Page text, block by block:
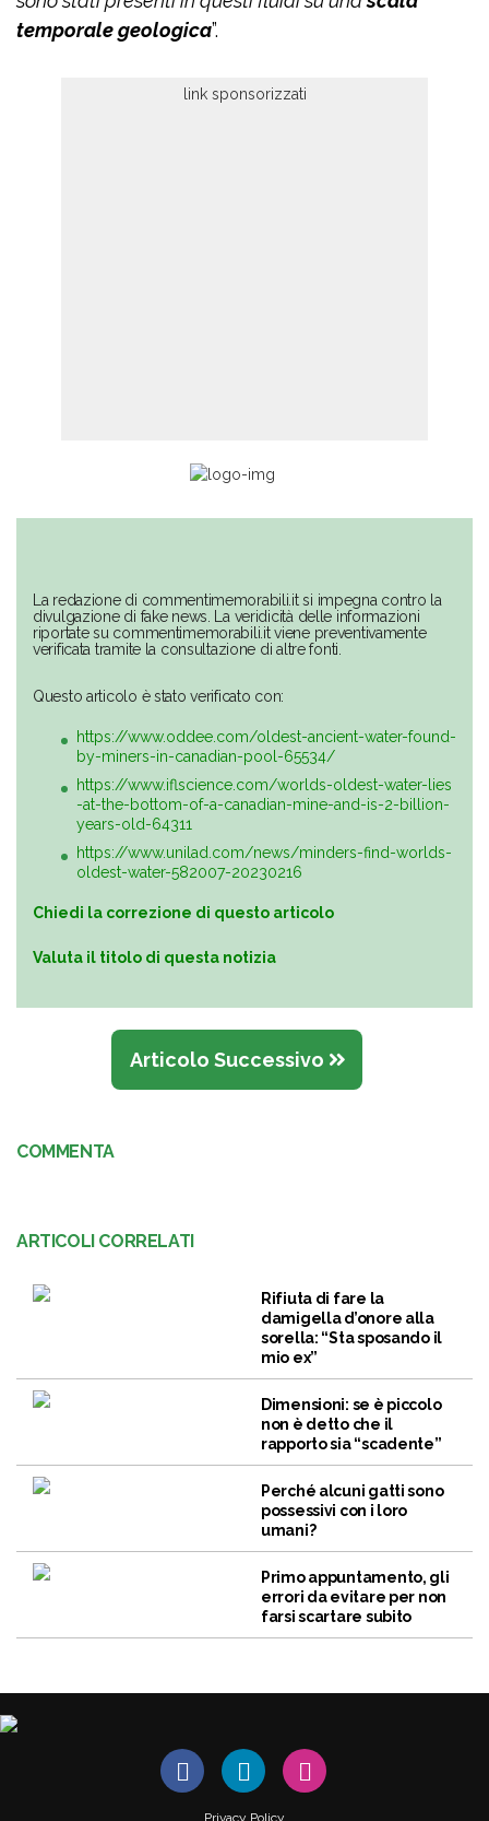
temporale geologica”.
La redazione di commentimemorabili.it si impegna contro la
divulgazione di fake news. La veridicità delle informazioni
riportate su commentimemorabili.it viene preventivamente
verificata tramite la consultazione di altre fonti.
Questo articolo è stato verificato con:
https://www.oddee.com/oldest-ancient-water-found-
by-miners-in-canadian-pool-65534/
https://www.iflscience.com/worlds-oldest-water-lies
-at-the-bottom-of-a-canadian-mine-and-is-2-billion-
years-old-64311
https://www.unilad.com/news/minders-find-worlds-
oldest-water-582007-20230216
Chiedi la correzione di questo articolo
Valuta il titolo di questa notizia
Articolo Successivo
COMMENTA
ARTICOLI CORRELATI
Rifiuta di fare la
damigella d’onore alla
sorella: “Sta sposando il
mio ex”
Dimensioni: se è piccolo
non è detto che il
rapporto sia “scadente”
Perché alcuni gatti sono
possessivi con i loro
umani?
Primo appuntamento, gli
errori da evitare per non
farsi scartare subito